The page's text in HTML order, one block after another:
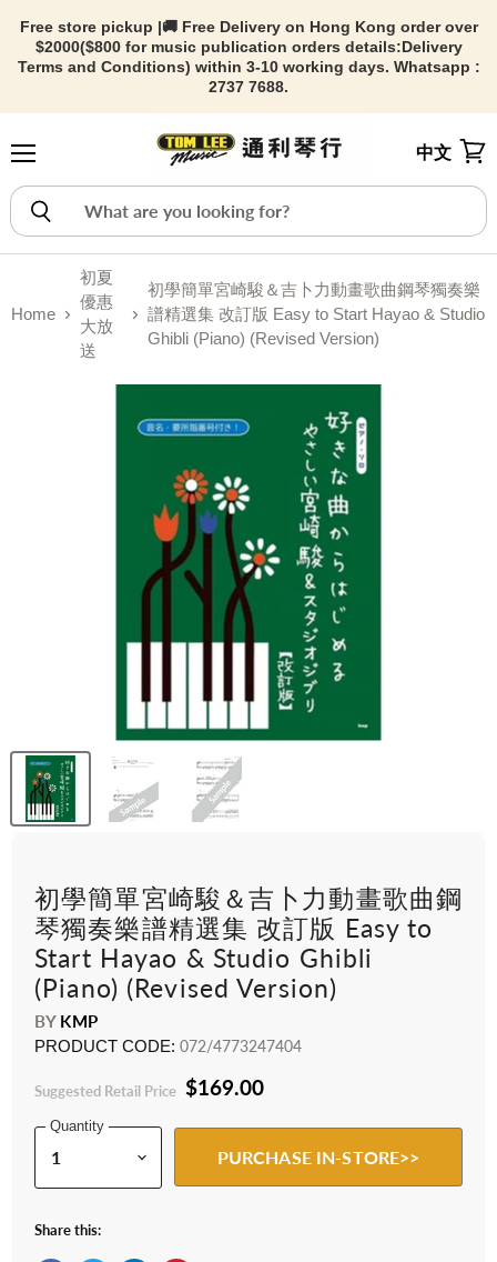
Free store pickup |🚚 Free Delivery on Hong Kong order over
$2000($800 for music publication orders details:Delivery
Terms and Conditions) within 3-10 working days. Whatsapp :
2737 7688.
中文
Home
初夏
優惠
大放
送
初學簡單宮崎駿＆吉卜力動畫歌曲鋼琴獨奏樂
譜精選集 改訂版 Easy to Start Hayao & Studio
Ghibli (Piano) (Revised Version)
初學簡單宮崎駿＆吉卜力動畫歌曲鋼
琴獨奏樂譜精選集 改訂版 Easy to
Start Hayao & Studio Ghibli
(Piano) (Revised Version)
BY KMP
PRODUCT CODE: 072/4773247404
Suggested Retail Price $169.00
Quantity
PURCHASE IN-STORE>>
Share this: